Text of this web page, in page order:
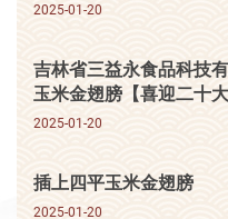
2025-01-20
吉林省三益永食品科技
玉米金翅膀【喜迎二十大
2025-01-20
插上四平玉米金翅膀
2025-01-20